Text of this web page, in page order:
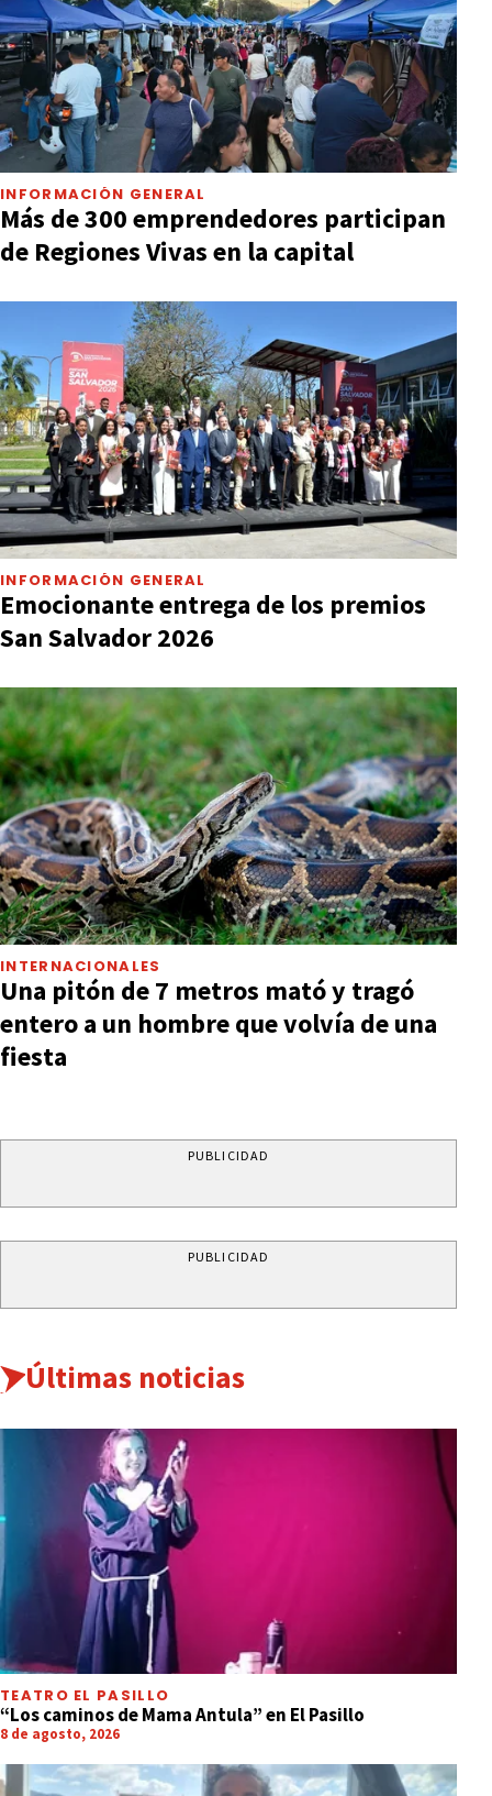
INFORMACIÓN GENERAL
Más de 300 emprendedores participan
de Regiones Vivas en la capital
INFORMACIÓN GENERAL
Emocionante entrega de los premios
San Salvador 2026
INTERNACIONALES
Una pitón de 7 metros mató y tragó
entero a un hombre que volvía de una
fiesta
PUBLICIDAD
PUBLICIDAD
Últimas noticias
TEATRO EL PASILLO
“Los caminos de Mama Antula” en El Pasillo
8 de agosto, 2026